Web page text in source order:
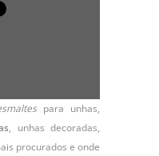
para unhas,
, unhas decoradas,
procurados e onde